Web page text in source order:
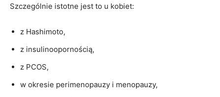
Szczególnie istotne jest to u kobiet:
z Hashimoto,
z insulinoopornością,
z PCOS,
w okresie perimenopauzy i menopauzy,